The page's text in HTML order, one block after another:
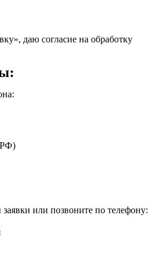
даю согласие на обработку
РФ)
или позвоните по телефону: